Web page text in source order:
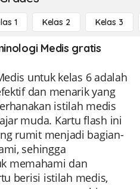
1 Kelas 2 Kelas 3
Medis gratis
untuk kelas 6 adalah
dan menarik yang
istilah medis
muda. Kartu flash ini
rumit menjadi bagian-
sehingga
memahami dan
berisi istilah medis,